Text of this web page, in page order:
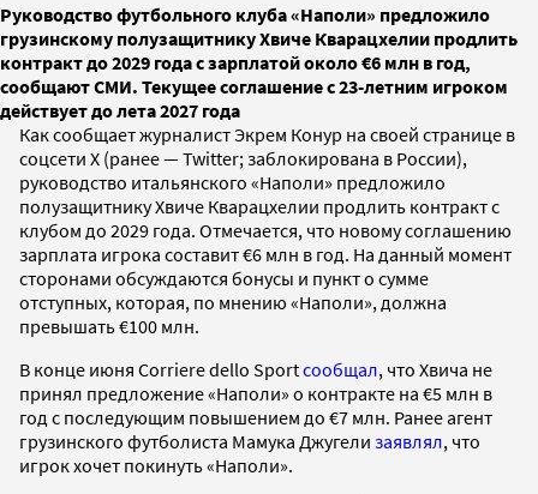
Руководство футбольного клуба «Наполи» предложило
грузинскому полузащитнику Хвиче Кварацхелии продлить
контракт до 2029 года с зарплатой около €6 млн в год,
сообщают СМИ. Текущее соглашение с 23-летним игроком
действует до лета 2027 года
Как сообщает журналист Экрем Конур на своей странице в
соцсети Х (ранее — Twitter; заблокирована в России),
руководство итальянского «Наполи» предложило
полузащитнику Хвиче Кварацхелии продлить контракт с
клубом до 2029 года. Отмечается, что новому соглашению
зарплата игрока составит €6 млн в год. На данный момент
сторонами обсуждаются бонусы и пункт о сумме
отступных, которая, по мнению «Наполи», должна
превышать €100 млн.
В конце июня Corriere dello Sportсообщал, что Хвича не
принял предложение «Наполи» о контракте на €5 млн в
год с последующим повышением до €7 млн. Ранее агент
грузинского футболиста Мамука Джугели заявлял, что
игрок хочет покинуть «Наполи».